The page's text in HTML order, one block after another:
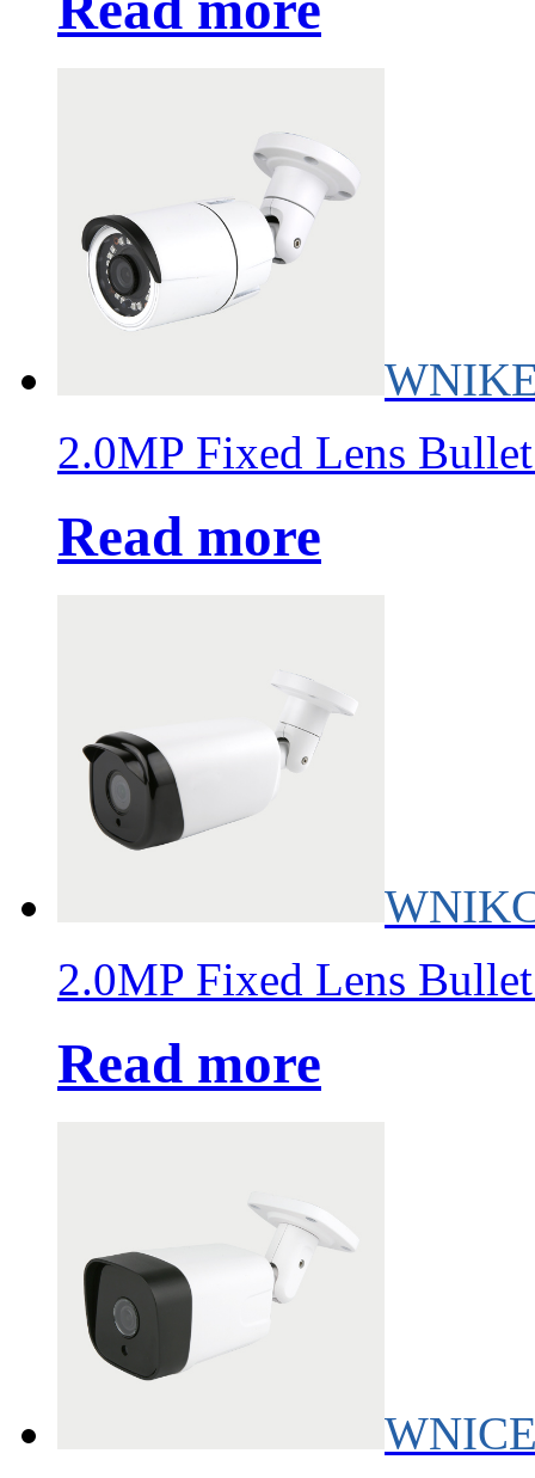
2.0MP Fixed Lens
Read more
2.0MP Fixed Lens
Read more